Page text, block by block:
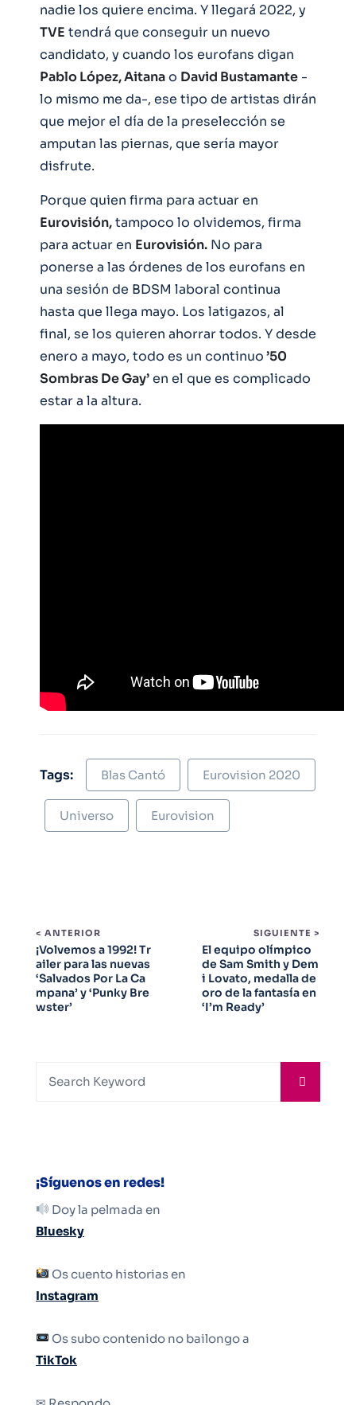
nadie los quiere encima. Y llegará 2022, y
TVE tendrá que conseguir un nuevo
candidato, y cuando los eurofans digan
Pablo López, Aitanao David Bustamante -
lo mismo me da-, ese tipo de artistas dirán
que mejor el día de la preselección se
amputan las piernas, que sería mayor
disfrute.
Porque quien firma para actuar en
Eurovisión,tampoco lo olvidemos, firma
para actuar en Eurovisión. No para
ponerse a las órdenes de los eurofans en
una sesión de BDSM laboral continua
hasta que llega mayo. Los latigazos, al
final, se los quieren ahorrar todos. Y desde
enero a mayo, todo es un continuo’50
Sombras De Gay’en el que es complicado
estar a la altura.
Tags: Blas Cantó Eurovision 2020
Universo Eurovision
< ANTERIOR
¡Volvemos a 1992! Tr
ailer para las nuevas
‘Salvados Por La Ca
mpana’ y ‘Punky Bre
wster’
SIGUIENTE >
El equipo olímpico
de Sam Smith y Dem
i Lovato, medalla de
oro de la fantasía en
‘I’m Ready’
¡Síguenos en redes!
Doy la pelmada en
Bluesky
Os cuento historias en
Instagram
Os subo contenido no bailongo a
TikTok